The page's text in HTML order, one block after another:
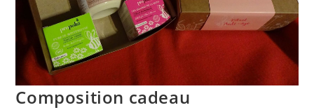
Composition cadeau